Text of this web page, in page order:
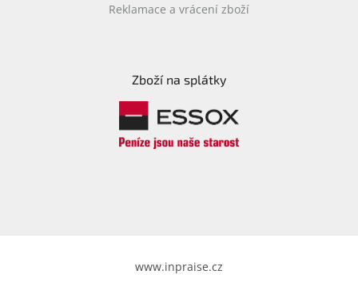
Reklamace a vrácení zboží
Zboží na splátky
www.inpraise.cz